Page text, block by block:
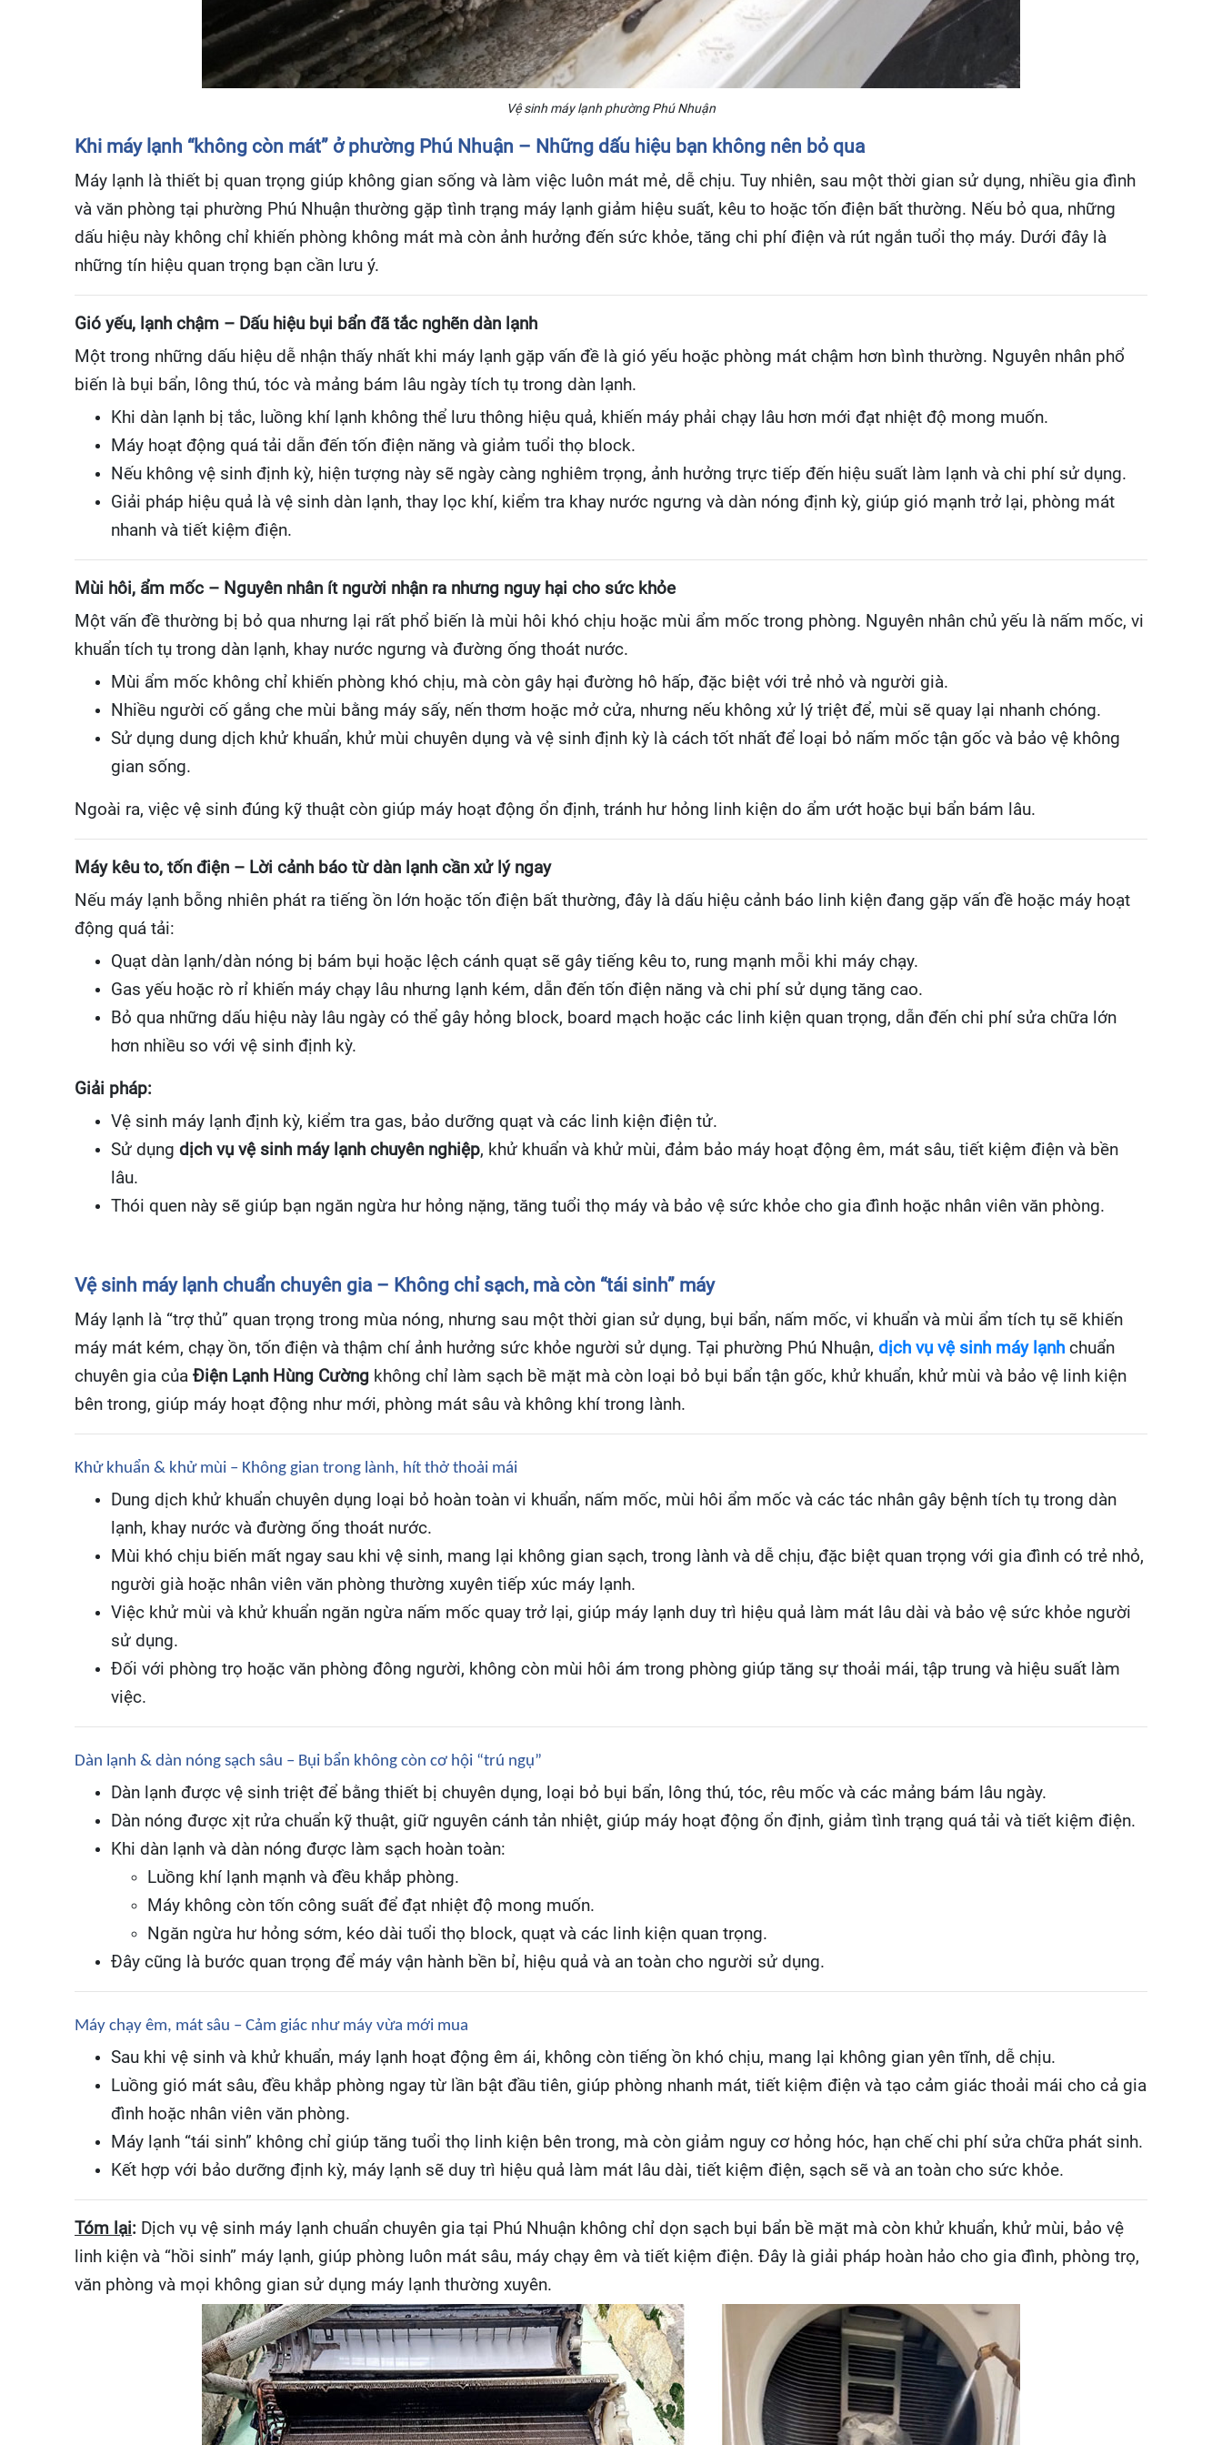
Vệ sinh máy lạnh phường Phú Nhuận
Khi máy lạnh “không còn mát” ở phường Phú Nhuận – Những dấu hiệu bạn không nên bỏ qua
Máy lạnh là thiết bị quan trọng giúp không gian sống và làm việc luôn mát mẻ, dễ chịu. Tuy nhiên, sau một thời gian sử dụng, nhiều gia đình
và văn phòng tại phường Phú Nhuận thường gặp tình trạng máy lạnh giảm hiệu suất, kêu to hoặc tốn điện bất thường. Nếu bỏ qua, những
dấu hiệu này không chỉ khiến phòng không mát mà còn ảnh hưởng đến sức khỏe, tăng chi phí điện và rút ngắn tuổi thọ máy. Dưới đây là
những tín hiệu quan trọng bạn cần lưu ý.
Gió yếu, lạnh chậm – Dấu hiệu bụi bẩn đã tắc nghẽn dàn lạnh
Một trong những dấu hiệu dễ nhận thấy nhất khi máy lạnh gặp vấn đề là gió yếu hoặc phòng mát chậm hơn bình thường. Nguyên nhân phổ
biến là bụi bẩn, lông thú, tóc và mảng bám lâu ngày tích tụ trong dàn lạnh.
Khi dàn lạnh bị tắc, luồng khí lạnh không thể lưu thông hiệu quả, khiến máy phải chạy lâu hơn mới đạt nhiệt độ mong muốn.
Máy hoạt động quá tải dẫn đến tốn điện năng và giảm tuổi thọ block.
Nếu không vệ sinh định kỳ, hiện tượng này sẽ ngày càng nghiêm trọng, ảnh hưởng trực tiếp đến hiệu suất làm lạnh và chi phí sử dụng.
Giải pháp hiệu quả là vệ sinh dàn lạnh, thay lọc khí, kiểm tra khay nước ngưng và dàn nóng định kỳ, giúp gió mạnh trở lại, phòng mát
nhanh và tiết kiệm điện.
Mùi hôi, ẩm mốc – Nguyên nhân ít người nhận ra nhưng nguy hại cho sức khỏe
Một vấn đề thường bị bỏ qua nhưng lại rất phổ biến là mùi hôi khó chịu hoặc mùi ẩm mốc trong phòng. Nguyên nhân chủ yếu là nấm mốc, vi
khuẩn tích tụ trong dàn lạnh, khay nước ngưng và đường ống thoát nước.
Mùi ẩm mốc không chỉ khiến phòng khó chịu, mà còn gây hại đường hô hấp, đặc biệt với trẻ nhỏ và người già.
Nhiều người cố gắng che mùi bằng máy sấy, nến thơm hoặc mở cửa, nhưng nếu không xử lý triệt để, mùi sẽ quay lại nhanh chóng.
Sử dụng dung dịch khử khuẩn, khử mùi chuyên dụng và vệ sinh định kỳ là cách tốt nhất để loại bỏ nấm mốc tận gốc và bảo vệ không
gian sống.
Ngoài ra, việc vệ sinh đúng kỹ thuật còn giúp máy hoạt động ổn định, tránh hư hỏng linh kiện do ẩm ướt hoặc bụi bẩn bám lâu.
Máy kêu to, tốn điện – Lời cảnh báo từ dàn lạnh cần xử lý ngay
Nếu máy lạnh bỗng nhiên phát ra tiếng ồn lớn hoặc tốn điện bất thường, đây là dấu hiệu cảnh báo linh kiện đang gặp vấn đề hoặc máy hoạt
động quá tải:
Quạt dàn lạnh/dàn nóng bị bám bụi hoặc lệch cánh quạt sẽ gây tiếng kêu to, rung mạnh mỗi khi máy chạy.
Gas yếu hoặc rò rỉ khiến máy chạy lâu nhưng lạnh kém, dẫn đến tốn điện năng và chi phí sử dụng tăng cao.
Bỏ qua những dấu hiệu này lâu ngày có thể gây hỏng block, board mạch hoặc các linh kiện quan trọng, dẫn đến chi phí sửa chữa lớn
hơn nhiều so với vệ sinh định kỳ.
Giải pháp:
Vệ sinh máy lạnh định kỳ, kiểm tra gas, bảo dưỡng quạt và các linh kiện điện tử.
Sử dụng dịch vụ vệ sinh máy lạnh chuyên nghiệp, khử khuẩn và khử mùi, đảm bảo máy hoạt động êm, mát sâu, tiết kiệm điện và bền
lâu.
Thói quen này sẽ giúp bạn ngăn ngừa hư hỏng nặng, tăng tuổi thọ máy và bảo vệ sức khỏe cho gia đình hoặc nhân viên văn phòng.
Vệ sinh máy lạnh chuẩn chuyên gia – Không chỉ sạch, mà còn “tái sinh” máy
Máy lạnh là “trợ thủ” quan trọng trong mùa nóng, nhưng sau một thời gian sử dụng, bụi bẩn, nấm mốc, vi khuẩn và mùi ẩm tích tụ sẽ khiến
máy mát kém, chạy ồn, tốn điện và thậm chí ảnh hưởng sức khỏe người sử dụng. Tại phường Phú Nhuận, dịch vụ vệ sinh máy lạnh chuẩn
chuyên gia của Điện Lạnh Hùng Cường không chỉ làm sạch bề mặt mà còn loại bỏ bụi bẩn tận gốc, khử khuẩn, khử mùi và bảo vệ linh kiện
bên trong, giúp máy hoạt động như mới, phòng mát sâu và không khí trong lành.
Khử khuẩn & khử mùi – Không gian trong lành, hít thở thoải mái
Dung dịch khử khuẩn chuyên dụng loại bỏ hoàn toàn vi khuẩn, nấm mốc, mùi hôi ẩm mốc và các tác nhân gây bệnh tích tụ trong dàn
lạnh, khay nước và đường ống thoát nước.
Mùi khó chịu biến mất ngay sau khi vệ sinh, mang lại không gian sạch, trong lành và dễ chịu, đặc biệt quan trọng với gia đình có trẻ nhỏ,
người già hoặc nhân viên văn phòng thường xuyên tiếp xúc máy lạnh.
Việc khử mùi và khử khuẩn ngăn ngừa nấm mốc quay trở lại, giúp máy lạnh duy trì hiệu quả làm mát lâu dài và bảo vệ sức khỏe người
sử dụng.
Đối với phòng trọ hoặc văn phòng đông người, không còn mùi hôi ám trong phòng giúp tăng sự thoải mái, tập trung và hiệu suất làm
việc.
Dàn lạnh & dàn nóng sạch sâu – Bụi bẩn không còn cơ hội “trú ngụ”
Dàn lạnh được vệ sinh triệt để bằng thiết bị chuyên dụng, loại bỏ bụi bẩn, lông thú, tóc, rêu mốc và các mảng bám lâu ngày.
Dàn nóng được xịt rửa chuẩn kỹ thuật, giữ nguyên cánh tản nhiệt, giúp máy hoạt động ổn định, giảm tình trạng quá tải và tiết kiệm điện.
Khi dàn lạnh và dàn nóng được làm sạch hoàn toàn:
Luồng khí lạnh mạnh và đều khắp phòng.
Máy không còn tốn công suất để đạt nhiệt độ mong muốn.
Ngăn ngừa hư hỏng sớm, kéo dài tuổi thọ block, quạt và các linh kiện quan trọng.
Đây cũng là bước quan trọng để máy vận hành bền bỉ, hiệu quả và an toàn cho người sử dụng.
Máy chạy êm, mát sâu – Cảm giác như máy vừa mới mua
Sau khi vệ sinh và khử khuẩn, máy lạnh hoạt động êm ái, không còn tiếng ồn khó chịu, mang lại không gian yên tĩnh, dễ chịu.
Luồng gió mát sâu, đều khắp phòng ngay từ lần bật đầu tiên, giúp phòng nhanh mát, tiết kiệm điện và tạo cảm giác thoải mái cho cả gia
đình hoặc nhân viên văn phòng.
Máy lạnh “tái sinh” không chỉ giúp tăng tuổi thọ linh kiện bên trong, mà còn giảm nguy cơ hỏng hóc, hạn chế chi phí sửa chữa phát sinh.
Kết hợp với bảo dưỡng định kỳ, máy lạnh sẽ duy trì hiệu quả làm mát lâu dài, tiết kiệm điện, sạch sẽ và an toàn cho sức khỏe.
Tóm lại: Dịch vụ vệ sinh máy lạnh chuẩn chuyên gia tại Phú Nhuận không chỉ dọn sạch bụi bẩn bề mặt mà còn khử khuẩn, khử mùi, bảo vệ
linh kiện và “hồi sinh” máy lạnh, giúp phòng luôn mát sâu, máy chạy êm và tiết kiệm điện. Đây là giải pháp hoàn hảo cho gia đình, phòng trọ,
văn phòng và mọi không gian sử dụng máy lạnh thường xuyên.